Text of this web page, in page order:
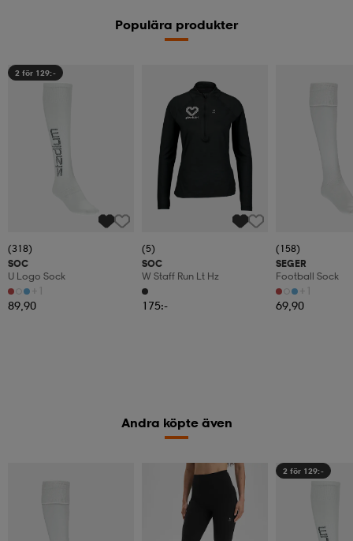
Populära produkter
2 för 129:-
(318)
SOC
U Logo Sock
+1
89,90
(5)
SOC
W Staff Run Lt Hz
175:-
(158)
SEGER
Football Sock
+1
69,90
Andra köpte även
2 för 129:-